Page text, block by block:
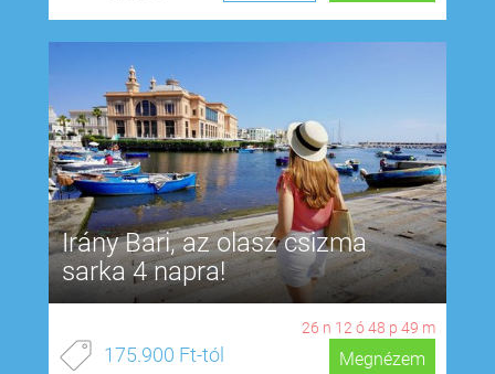
Irány Bari, az olasz csizma
sarka 4 napra!
26 n 12ó48 p 48 m
175.900 Ft-tól
Megnézem